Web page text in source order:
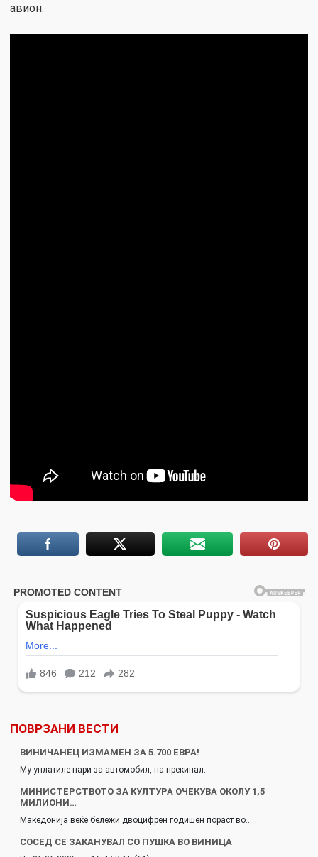
авион.
ПОВРЗАНИ ВЕСТИ
ВИНИЧАНЕЦ ИЗМАМЕН ЗА 5.700 ЕВРА!
Му уплатиле пари за автомобил, па прекинал…
МИНИСТЕРСТВОТО ЗА КУЛТУРА ОЧЕКУВА ОКОЛУ 1,5
МИЛИОНИ…
Македонија веќе бележи двоцифрен годишен пораст во…
СОСЕД СЕ ЗАКАНУВАЛ СО ПУШКА ВО ВИНИЦА